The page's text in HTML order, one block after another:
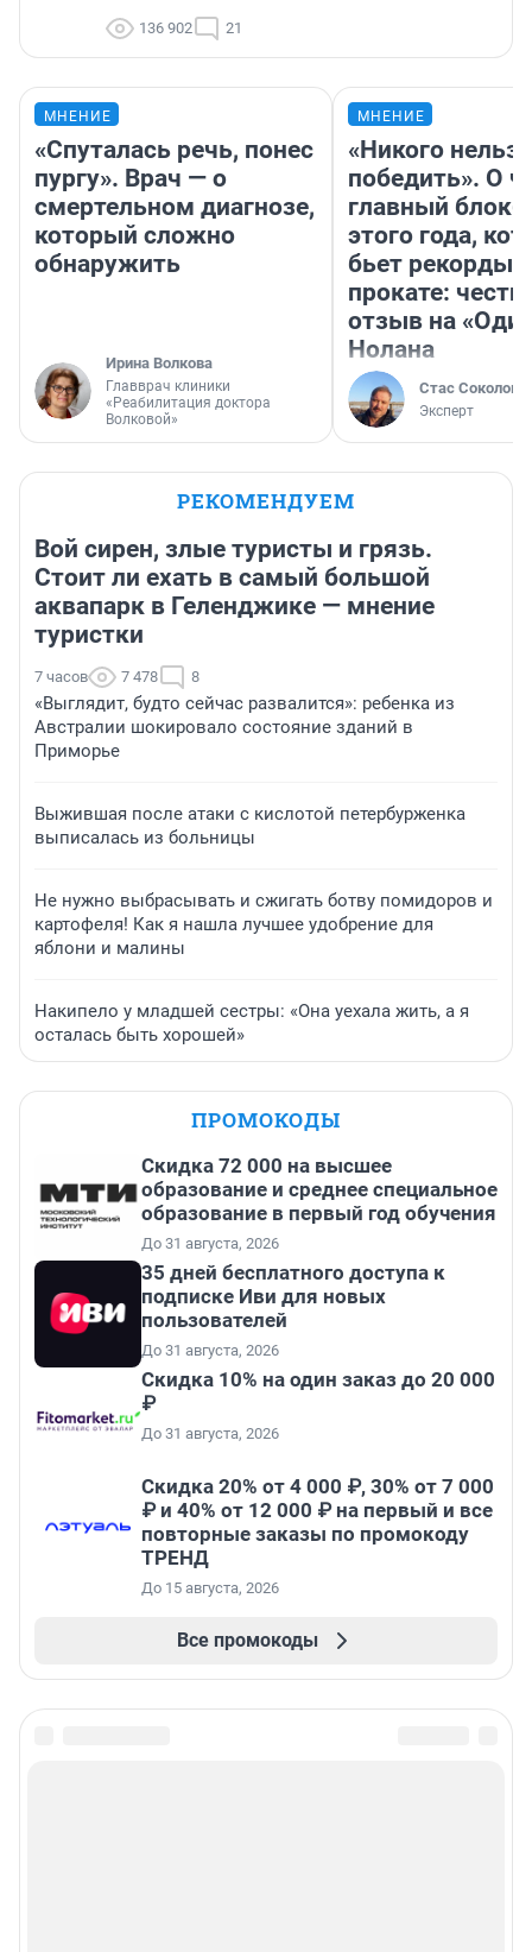
136 902 21
МНЕНИЕ
«Спуталась речь, понес
пургу». Врач — о
смертельном диагнозе,
который сложно
обнаружить
Ирина Волкова
Главврач клиники
«Реабилитация доктора
Волковой»
МНЕНИЕ
«Никого нельзя
победить». О
главный
этого года,
бьет рекорды в
прокате:
отзыв на
Нолана
Стас Соколов
Эксперт
РЕКОМЕНДУЕМ
Вой сирен, злые туристы и грязь.
Стоит ли ехать в самый большой
аквапарк в Геленджике — мнение
туристки
7 часов 7 478 8
«Выглядит, будто сейчас развалится»: ребенка из
Австралии шокировало состояние зданий в
Приморье
Выжившая после атаки с кислотой петербурженка
выписалась из больницы
Не нужно выбрасывать и сжигать ботву помидоров и
картофеля! Как я нашла лучшее удобрение для
яблони и малины
Накипело у младшей сестры: «Она уехала жить, а я
осталась быть хорошей»
ПРОМОКОДЫ
Скидка 72 000 на высшее
образование и среднее специальное
образование в первый год обучения
До 31 августа, 2026
35 дней бесплатного доступа к
подписке Иви для новых
пользователей
До 31 августа, 2026
Скидка 10% на один заказ до 20 000
₽
До 31 августа, 2026
Скидка 20% от 4 000 ₽, 30% от 7 000
₽ и 40% от 12 000 ₽ на первый и все
повторные заказы по промокоду
ТРЕНД
До 15 августа, 2026
Все промокоды